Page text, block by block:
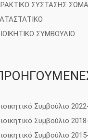
ΣΥΣΤΑΣΗΣ
ΣΥΜΒΟΥΛΙΟ
Συμβούλιο
Συμβούλιο
Συμβούλιο